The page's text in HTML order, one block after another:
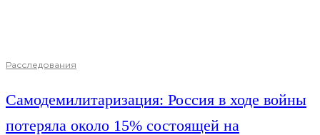
Расследования
Самодемилитаризация: Россия в ходе войны
потеряла около 15% состоящей на